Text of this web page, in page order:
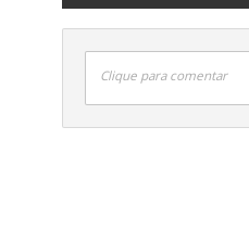
Clique para comentar